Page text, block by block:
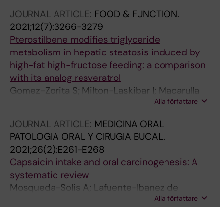
JOURNAL ARTICLE: FOOD & FUNCTION.
2021;12(7):3266-3279
Pterostilbene modifies triglyceride
metabolism in hepatic steatosis induced by
high-fat high-fructose feeding: a comparison
with its analog resveratrol
Gomez-Zorita S; Milton-Laskibar I; Macarulla
MT; Biasutto L; Fernandez-Quintela A; Miranda
Alla författare
JOURNAL ARTICLE: MEDICINA ORAL
PATOLOGIA ORAL Y CIRUGIA BUCAL.
2021;26(2):E261-E268
Capsaicin intake and oral carcinogenesis: A
systematic review
Mosqueda-Solis A; Lafuente-Ibanez de
Mendoza I; Manuel Aguirre-Urizar J;Alla författare